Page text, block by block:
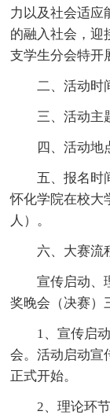
力以及社会适应
的融入社会，迎
支学生分会特开
二、活动时
三、活动主
四、活动地
五、报名时
怀化学院在校大
人）。
六、大赛流
宣传启动、
奖晚会（决赛）
1、宣传启
会。活动启动宣
正式开始。
2、理论环